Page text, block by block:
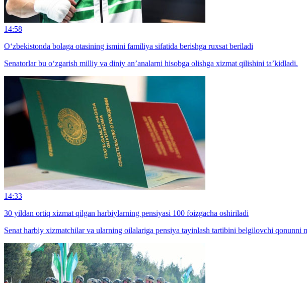
14:58
O‘zbekistonda bolaga otasining ismini familiya sifatida berishga ruxsat beriladi
Senatorlar bu o‘zgarish milliy va diniy an’analarni hisobga olishga xizmat qilishini ta’kidladi.
14:33
30 yildan ortiq xizmat qilgan harbiylarning pensiyasi 100 foizgacha oshiriladi
Senat harbiy xizmatchilar va ularning oilalariga pensiya tayinlash tartibini belgilovchi qonunni